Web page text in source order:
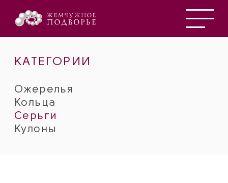
КАТЕГОРИИ
Ожерелья
Кольца
Серьги
Кулоны